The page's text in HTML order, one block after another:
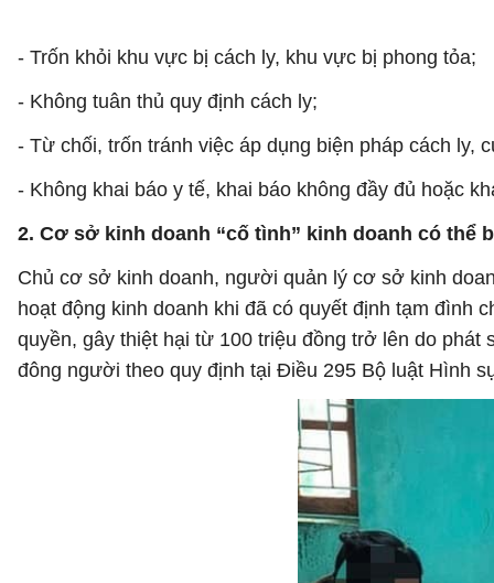
- Trốn khỏi khu vực bị cách ly, khu vực bị phong tỏa;
- Không tuân thủ quy định cách ly;
- Từ chối, trốn tránh việc áp dụng biện pháp cách ly,
- Không khai báo y tế, khai báo không đầy đủ hoặc
2. Cơ sở kinh doanh “cố tình” kinh doanh có thể
Chủ cơ sở kinh doanh, người quản lý cơ sở kinh
hoạt động kinh doanh khi đã có quyết định tạm đình
quyền, gây thiệt hại từ 100 triệu đồng trở lên do
đông người theo quy định tại Điều 295 Bộ luật Hình